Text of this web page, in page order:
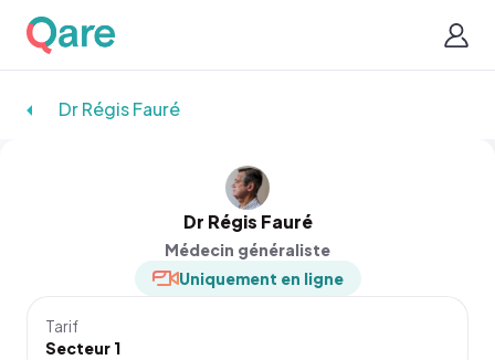
Dr Régis Fauré
Dr Régis Fauré
Médecin généraliste
Uniquement en ligne
Tarif
Secteur 1